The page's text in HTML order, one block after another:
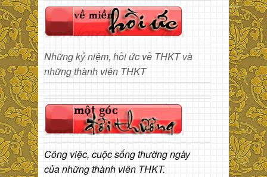
Những kỷ niệm, hồi ức về THKT và
những thành viên THKT
Công việc, cuộc sống thường ngày
của những thành viên THKT.